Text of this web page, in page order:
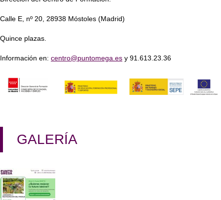
Calle E, nº 20, 28938 Móstoles (Madrid)
Quince plazas.
Información en: centro@puntomega.es y 91.613.23.36
GALERÍA